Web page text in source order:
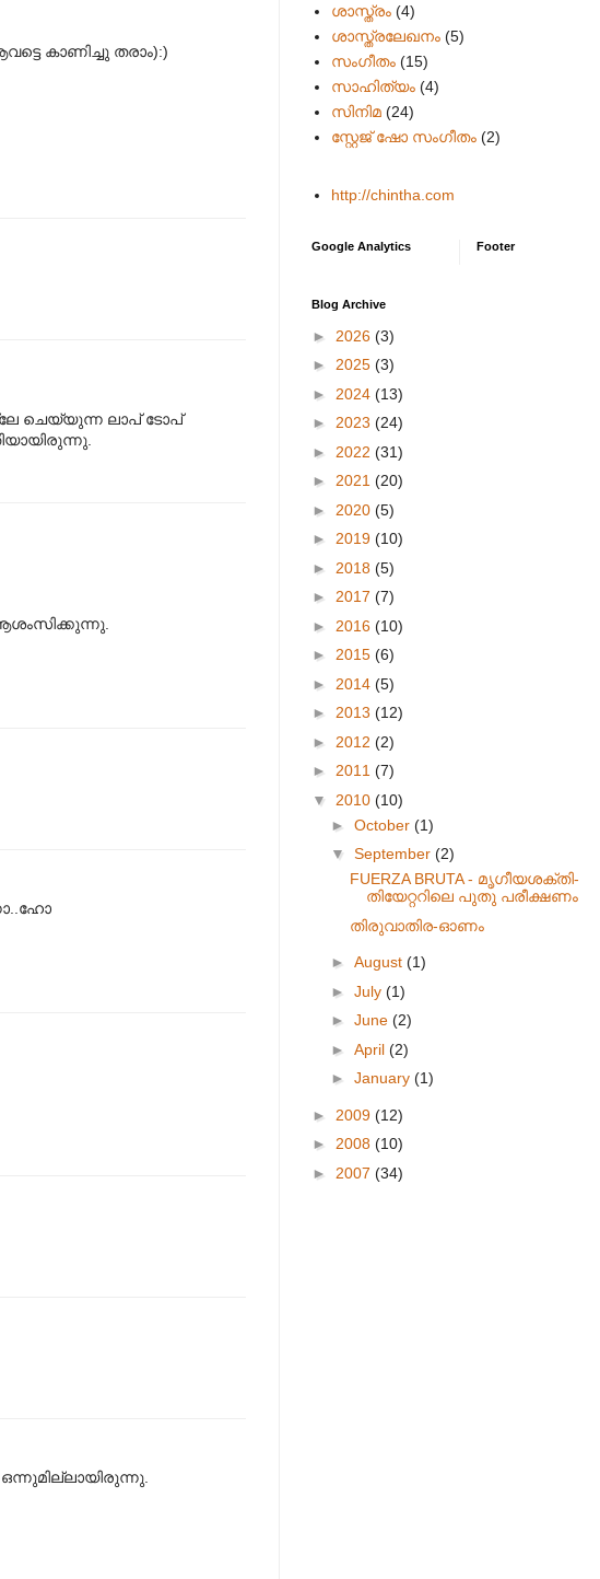
കാണിച്ചു തരാം):)
ചെയ്യുന്ന ലാപ് ടോപ്
ശാസ്ത്രം (4)
ശാസ്ത്രലേഖനം (5)
സംഗീതം (15)
സാഹിത്യം (4)
സിനിമ (24)
സ്റ്റേജ് ഷോ സംഗീതം (2)
http://chintha.com
Google Analytics Footer
Blog Archive
► 2026 (3)
► 2025 (3)
► 2024 (13)
► 2023 (24)
► 2022 (31)
► 2021 (20)
► 2020 (5)
► 2019 (10)
► 2018 (5)
► 2017 (7)
► 2016 (10)
► 2015 (6)
► 2014 (5)
► 2013 (12)
► 2012 (2)
► 2011 (7)
▼ 2010 (10)
► October (1)
▼ September (2)
FUERZA BRUTA - മൃഗീയശക്തി-
തിയേറ്ററിലെ പുതു പരീക്ഷണം
തിരുവാതിര-ഓണം
► August (1)
► July (1)
► June (2)
► April (2)
► January (1)
► 2009 (12)
► 2008 (10)
► 2007 (34)